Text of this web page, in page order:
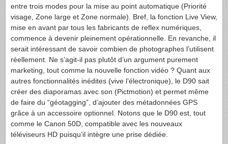
entre trois modes pour la mise au point automatique (Priorité
visage, Zone large et Zone normale). Bref, la fonction Live View,
mise en avant par tous les fabricants de reflex numériques,
commence à devenir pleinement opérationnelle. En revanche, il
serait intéressant de savoir combien de photographes l’utilisent
réellement. Ne s’agit-il pas plutôt d’un argument purement
marketing, tout comme la nouvelle fonction vidéo ? Quant aux
autres fonctionnalités inédites (vive l’électronique), le D90 sait
créer des diaporamas avec son (Pictmotion) et permet même
de faire du “géotagging”, d’ajouter des métadonnées GPS
grâce à un accessoire optionnel. Notons que le D90 est, tout
comme le Canon 50D, compatible avec les nouveaux
téléviseurs HD puisqu’il intègre une prise dédiée.